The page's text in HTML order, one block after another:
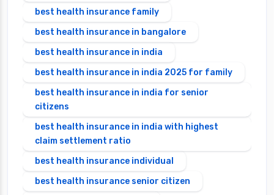
best health insurance family
best health insurance in bangalore
best health insurance in india
best health insurance in india 2025 for family
best health insurance in india for senior
citizens
best health insurance in india with highest
claim settlement ratio
best health insurance individual
best health insurance senior citizen